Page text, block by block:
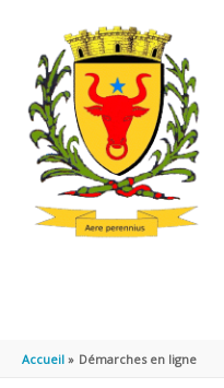
Accueil Démarches en ligne